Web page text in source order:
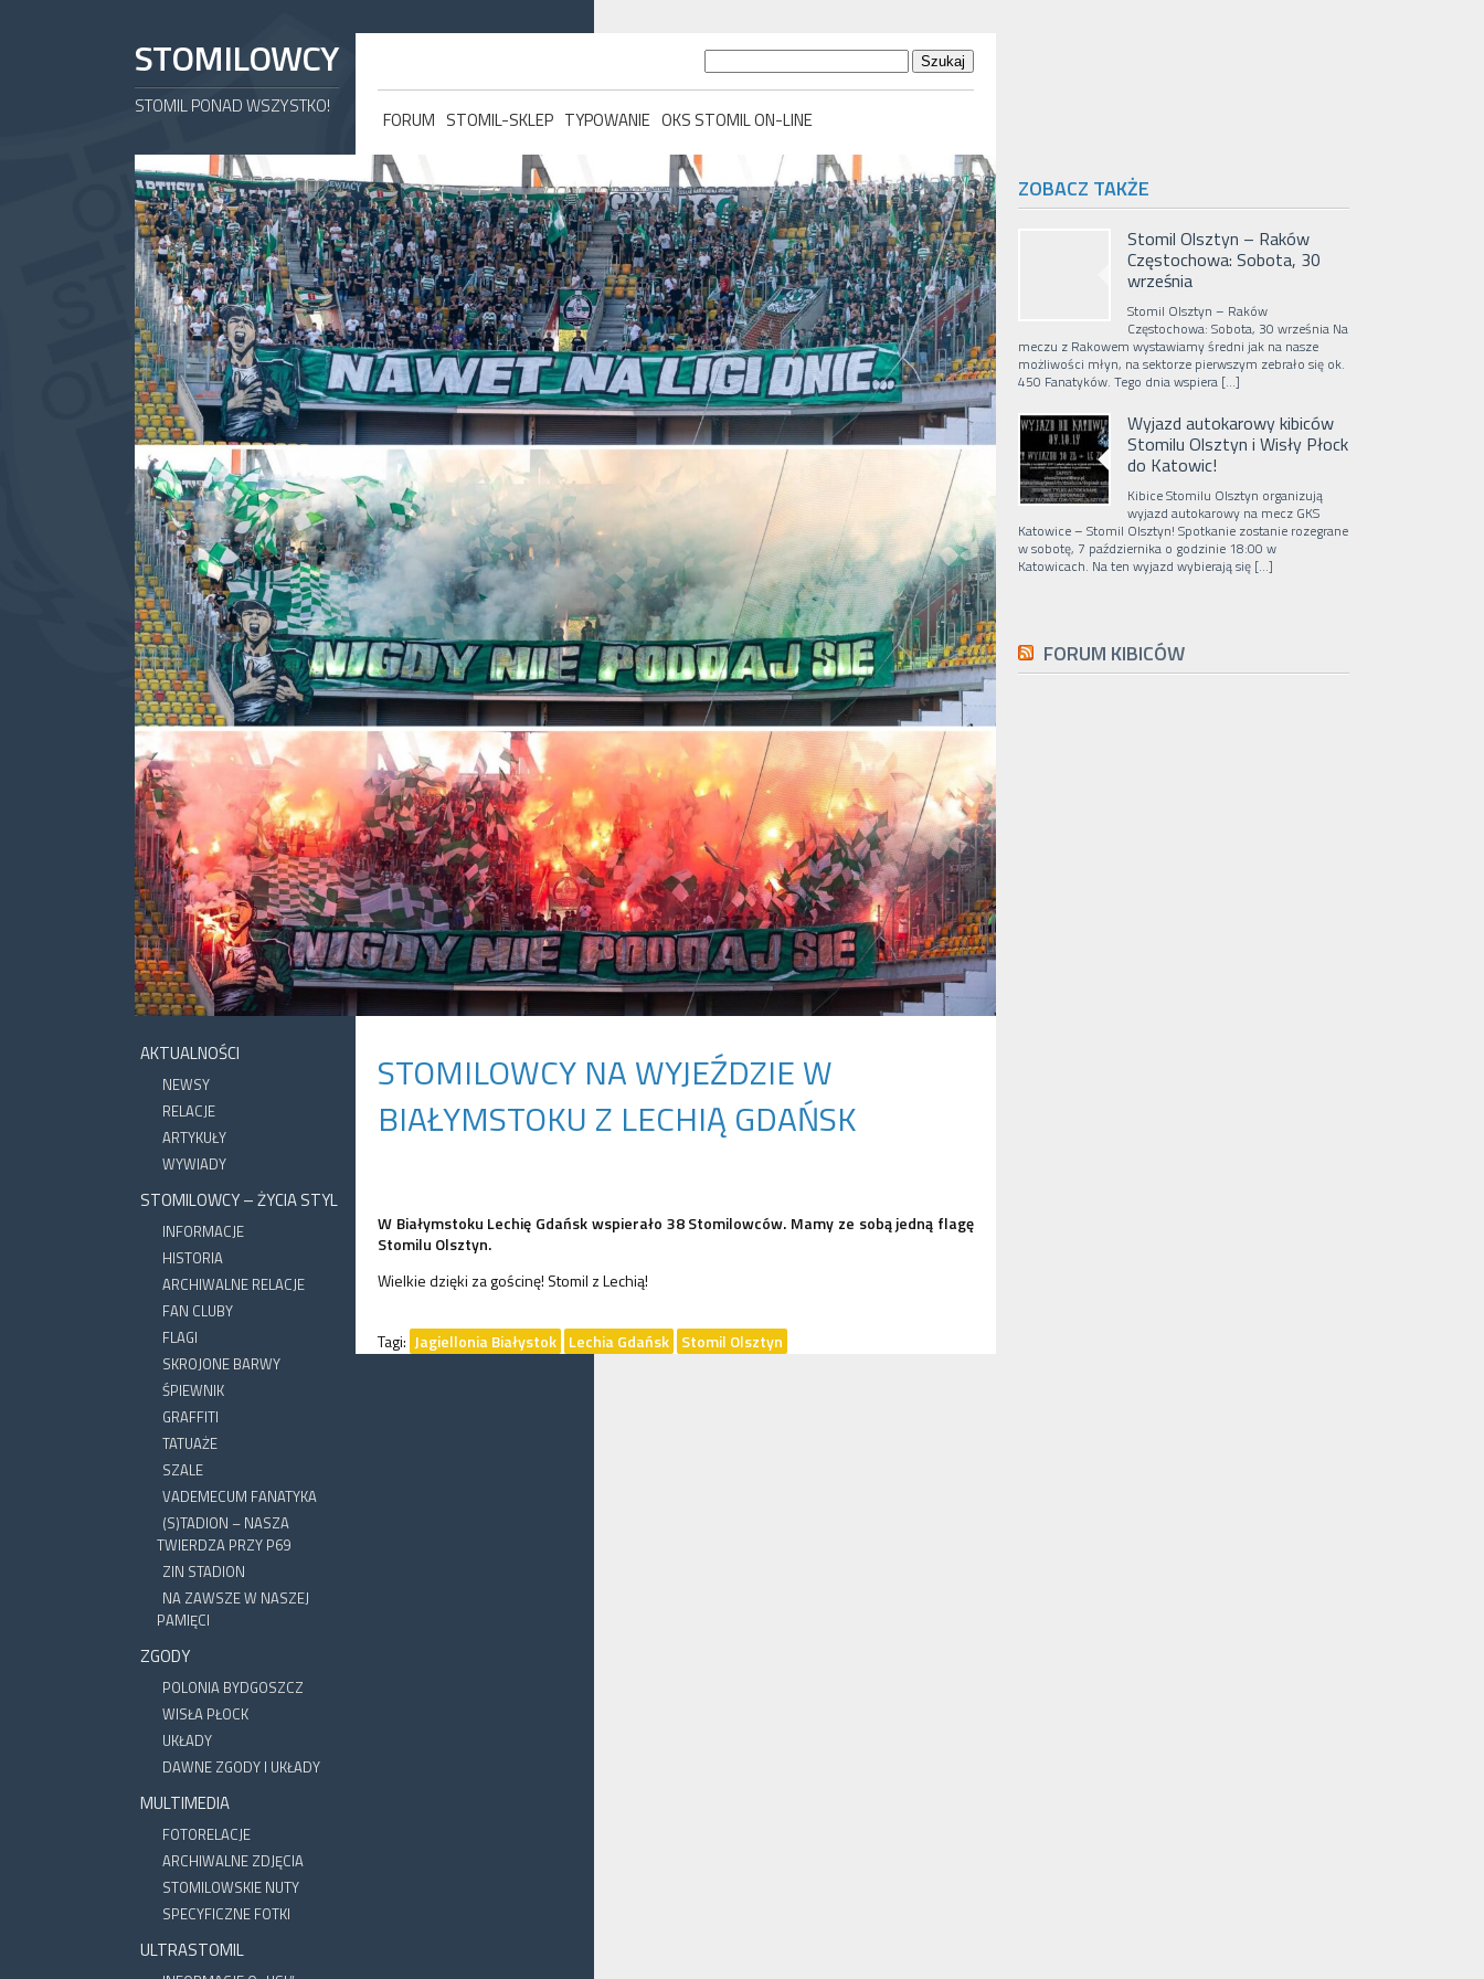
STOMILOWCY
STOMIL PONAD WSZYSTKO!
FORUM STOMIL-SKLEP TYPOWANIE OKS STOMIL ON-LINE
AKTUALNOŚCI
NEWSY
RELACJE
ARTYKUŁY
WYWIADY
STOMILOWCY – ŻYCIA STYL
INFORMACJE
HISTORIA
ARCHIWALNE RELACJE
FAN CLUBY
FLAGI
SKROJONE BARWY
ŚPIEWNIK
GRAFFITI
TATUAŻE
SZALE
VADEMECUM FANATYKA
(S)TADION – NASZA
TWIERDZA PRZY P69
ZIN STADION
NA ZAWSZE W NASZEJ
PAMIĘCI
ZGODY
POLONIA BYDGOSZCZ
WISŁA PŁOCK
UKŁADY
DAWNE ZGODY I UKŁADY
MULTIMEDIA
FOTORELACJE
ARCHIWALNE ZDJĘCIA
STOMILOWSKIE NUTY
SPECYFICZNE FOTKI
ULTRASTOMIL
STOMILOWCY NA WYJEŹDZIE W
BIAŁYMSTOKU Z LECHIĄ GDAŃSK
W Białymstoku Lechię Gdańsk wspierało 38 Stomilowców. Mamy ze sobą jedną flagę
Stomilu Olsztyn.
Wielkie dzięki za gościnę! Stomil z Lechią!
Tagi: Jagiellonia Białystok Lechia Gdańsk Stomil Olsztyn
ZOBACZ TAKŻE
Stomil Olsztyn – Raków
Częstochowa: Sobota, 30
września
Stomil Olsztyn – Raków
Częstochowa: Sobota, 30 września Na
meczu z Rakowem wystawiamy średni jak na nasze
możliwości młyn, na sektorze pierwszym zebrało się ok.
450 Fanatyków. Tego dnia wspiera […]
Wyjazd autokarowy kibiców
Stomilu Olsztyn i Wisły Płock
do Katowic!
Kibice Stomilu Olsztyn organizują
wyjazd autokarowy na mecz GKS
Katowice – Stomil Olsztyn! Spotkanie zostanie rozegrane
w sobotę, 7 października o godzinie 18:00 w
Katowicach. Na ten wyjazd wybierają się […]
FORUM KIBICÓW